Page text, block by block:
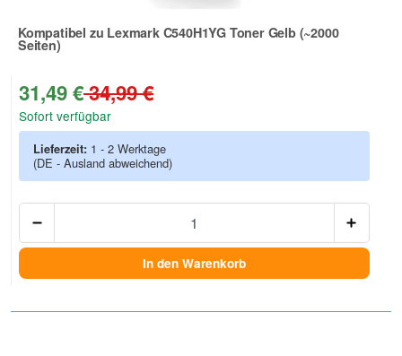
Kompatibel zu Lexmark C540H1YG Toner Gelb (~2000
Seiten)
Zur Artikelbewertung
31,49 €34,99 €
Sofort verfügbar
Lieferzeit: 1 - 2 Werktage
(DE - Ausland abweichend)
In den Warenkorb